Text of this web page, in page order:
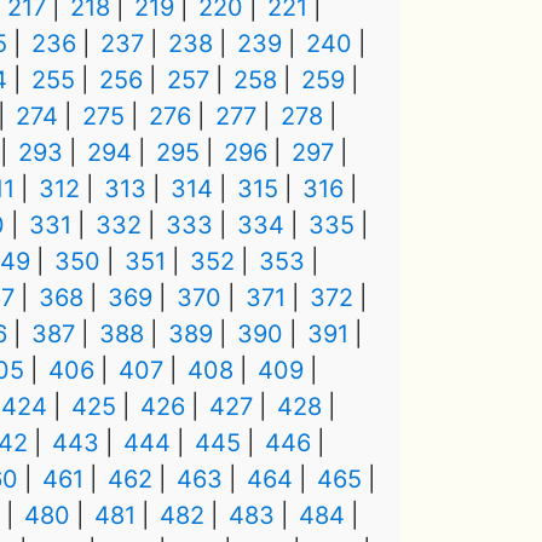
217 218 219 220
221
236 237 238 239
240
255 256 257 258
259
274
275 276 277
278
293
294 295 296
297
312 313 314 315
316
331 332 333 334
335
350 351 352
353
368 369 370 371
372
387 388 389 390
391
406 407 408
409
424
425 426 427
428
443 444 445
446
461 462 463 464
465
480
481 482 483
484